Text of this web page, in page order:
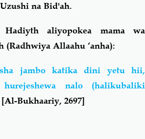
na Bid'ah.
Hadiyth aliyopokea mama wa
(Radhwiya Allaahu ‘anha):
jambo katika dini yetu hii,
nalo (halikubaliki
[Al-Bukhaariy, 2697]